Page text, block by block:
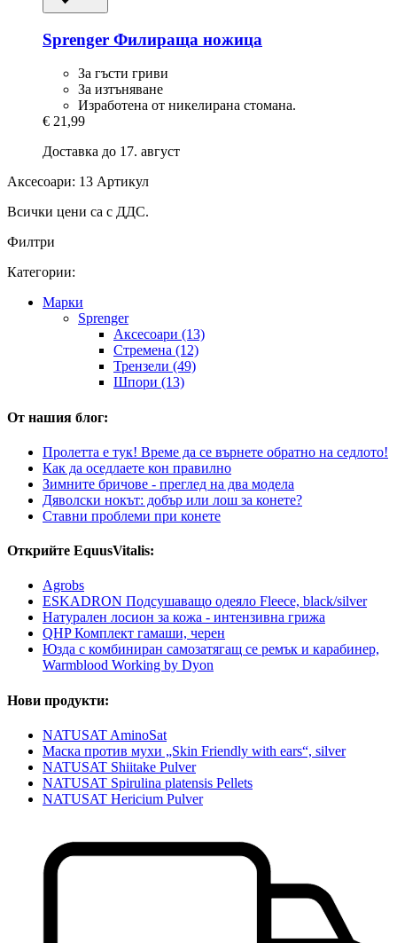
Sprenger Филираща ножица
За гъсти гриви
За изтъняване
Изработена от никелирана стомана.
€ 21,99
Доставка до 17. август
Аксесоари: 13 Артикул
Всички цени са с ДДС.
Филтри
Категории:
Марки
Sprenger
Аксесоари (13)
Стремена (12)
Трензели (49)
Шпори (13)
От нашия блог:
Пролетта е тук! Време да се върнете обратно на седлото!
Как да оседлаете кон правилно
Зимните бричове - преглед на два модела
Дяволски нокът: добър или лош за конете?
Ставни проблеми при конете
Открийте EquusVitalis:
Agrobs
ESKADRON Подсушаващо одеяло Fleece, black/silver
Натурален лосион за кожа - интензивна грижа
QHP Комплект гамаши, черен
Юзда с комбиниран самозатягащ се ремък и карабинер,
Warmblood Working by Dyon
Нови продукти:
NATUSAT AminoSat
Маска против мухи „Skin Friendly with ears“, silver
NATUSAT Shiitake Pulver
NATUSAT Spirulina platensis Pellets
NATUSAT Hericium Pulver